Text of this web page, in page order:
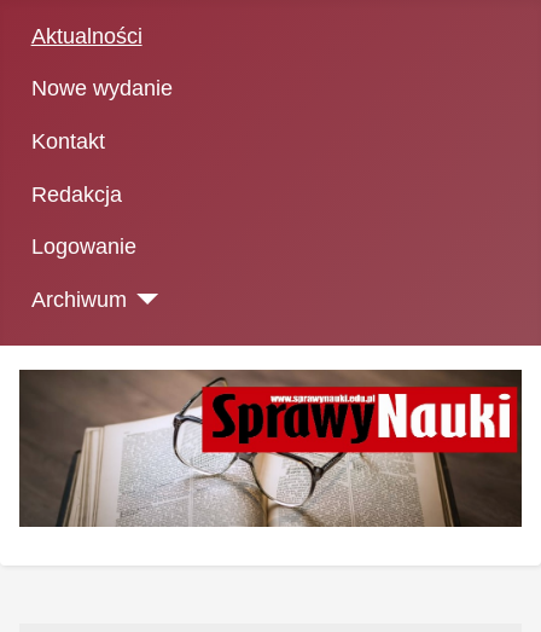
Aktualności
Nowe wydanie
Kontakt
Redakcja
Logowanie
Archiwum